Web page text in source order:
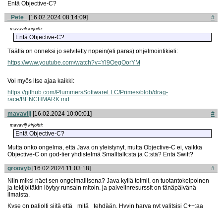
Entä Objective-C?
_Pete_ [16.02.2024 08:14:09] #
mavavilj kirjoitti:
Entä Objective-C?
Täällä on onneksi jo selvitetty nopein(eli paras) ohjelmointikieli:
https://www.youtube.com/watch?v=Yl9OegOorYM
Voi myös itse ajaa kaikki:
https://github.com/PlummersSoftwareLLC/Primes/blob/drag-
race/BENCHMARK.md
mavavilj [16.02.2024 10:00:01] #
mavavilj kirjoitti:
Entä Objective-C?
Mutta onko ongelma, että Java on yleistynyt, mutta Objective-C ei, vaikka
Objective-C on god-tier yhdistelmä Smalltalk:sta ja C:stä? Entä Swift?
groovyb [16.02.2024 11:03:18]
#
Niin miksi näet sen ongelmallisena? Java kyllä toimii, on tuotantokelpoinen
ja tekijöitäkin löytyy runsain mitoin. ja palvelinresurssit on tänäpäivänä
ilmaista.
Kyse on paljolti siitä että _mitä_ tehdään. Hyvin harva nyt valitsisi C++:aa